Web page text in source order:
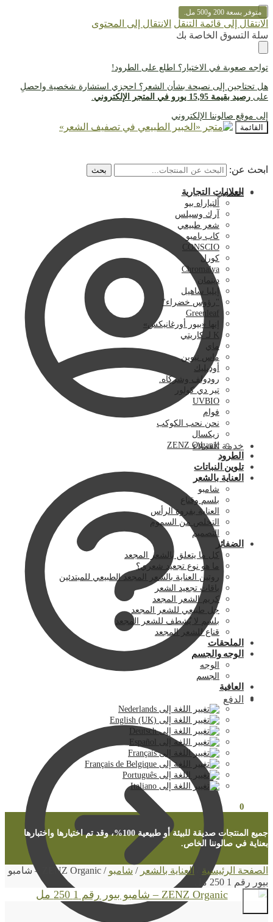
الانتقال إلى قائمة التنقل الانتقال إلى المحتوى
سلة التسوق الخاصة بك
تواجه صعوبة في الاختيار؟ اطلع على الطرود!
هل تحتاجين إلى نصيحة بشأن الشعر؟ احجزي استشارة شخصية واحصلِ
على رصيد بقيمة 15,95 يورو في المتجر الإلكتروني .
إلى موقع صالوننا الإلكتروني
القائمة
ابحث عن: بحث
حسابي
خدمة العملاء
الدفع
ابحث عن: بحث
العلامات التجارية
ألتياراه بيو
آرك وسيلس
شعر طبيعي
كاب بامبو
CONSCIO
كورل
Chromalya
دينمان
إيليا ساهيل
"رؤوس خضراء"
Greenleaf
إنها «بيور أورغانيكس»
K لـ كاريتي
ماي
ماس نيوين
أوديليك
رودولف وشركاه.
تير دي كولور
UVBIO
فوام
نحن نحب الكوكب
زيكسال
ZENZ Organic
الطرود
تلوين النباتات
العناية بالشعر
شامبو
بلسم وقناع
العناية بفروة الرأس
التخلص من السموم
التصميم
الضفائر
كل ما يتعلق بالشعر المجعد
ما هو نوع تجعيد شعري؟
روتين العناية بالشعر المجعد الطبيعي للمبتدئين
باقات تجعيد الشعر
كريم الشعر المجعد
جل طبيعي للشعر المجعد
بلسم لا يُشطف للشعر المجعد
قناع للشعر المجعد
الملحقات
الوجه والجسم
الوجه
الجسم
العافية
0
جميع المنتجات صديقة للبيئة أو طبيعية 100%، وقد تم اختيارها واختبارها
بعناية في صالوننا الخاص.
الصفحة الرئيسية العناية بالشعر / شامبو /
ZENZ Organic – شامبو
بيور رقم 1 250 مل
متوفر بسعة 200 و500 مل.